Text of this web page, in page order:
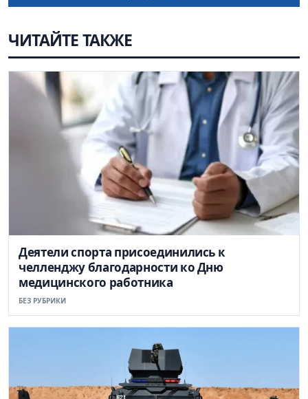
ЧИТАЙТЕ ТАКЖЕ
Деятели спорта присоединились к
челленджу благодарности ко Дню
медицинского работника
БЕЗ РУБРИКИ